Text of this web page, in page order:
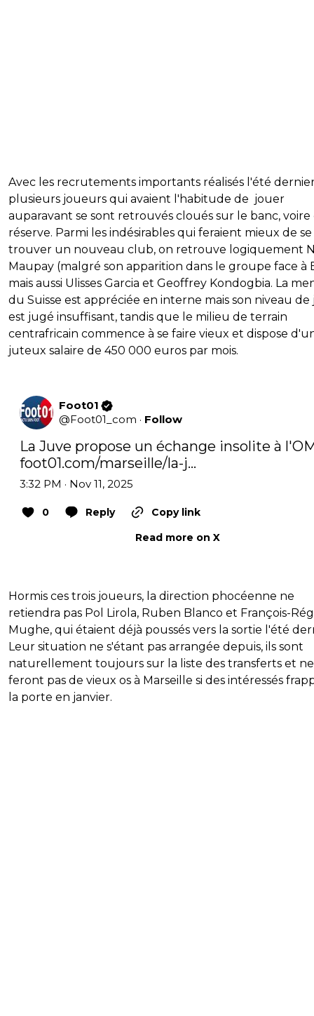
Avec les recrutements importants réalisés l'été
plusieurs joueurs qui avaient l'habitude de jouer
auparavant se sont retrouvés cloués sur le banc, voire
réserve. Parmi les indésirables qui feraient mieux de se
trouver un nouveau club, on retrouve logiquement
Maupay (malgré son apparition dans le groupe face à
mais aussi Ulisses Garcia et Geoffrey Kondogbia. La
du Suisse est appréciée en interne mais son niveau de
est jugé insuffisant, tandis que le milieu de terrain
centrafricain commence à se faire vieux et dispose
juteux salaire de 450 000 euros par mois.
Foot01
@Foot01_com · Follow
foot01.com/marseille/la-j…
3:32 PM · Nov 11, 2025
0 Reply
Copy link
Read more on X
Hormis ces trois joueurs, la direction phocéenne ne
retiendra pas Pol Lirola, Ruben Blanco et François-
Mughe, qui étaient déjà poussés vers la sortie l'été
Leur situation ne s'étant pas arrangée depuis, ils sont
naturellement toujours sur la liste des transferts et ne
feront pas de vieux os à Marseille si des intéressés
la porte en janvier.